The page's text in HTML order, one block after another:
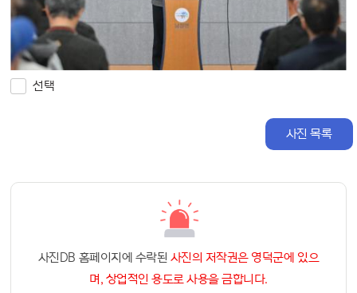
선택
사진 목록
사진DB 홈페이지에 수락된 사진의 저작권은 영덕군에 있으
며, 상업적인 용도로 사용을 금합니다.